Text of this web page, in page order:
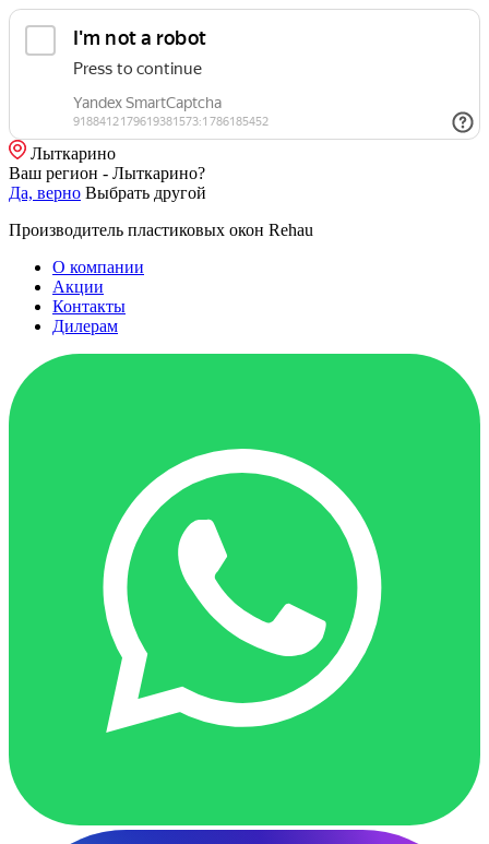
Лыткарино
Ваш регион - Лыткарино?
Да, верно Выбрать другой
Производитель пластиковых окон Rehau
О компании
Акции
Контакты
Дилерам